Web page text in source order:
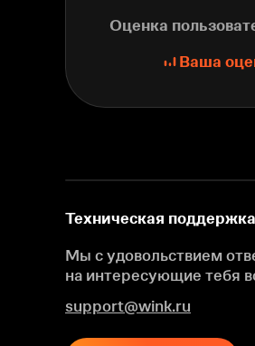
Оценка
Ваша
Техническая поддержка
Мы с удовольствием
на интересующие тебя
support@wink.ru